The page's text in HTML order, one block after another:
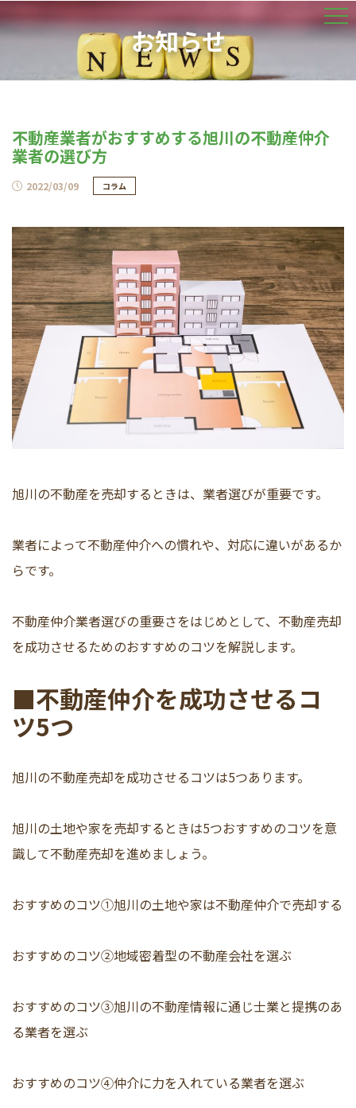
お知らせ
不動産業者がおすすめする旭川の不動産仲介
業者の選び方
2022/03/09 コラム
旭川の不動産を売却するときは、業者選びが重要です。
業者によって不動産仲介への慣れや、対応に違いがあるか
らです。
不動産仲介業者選びの重要さをはじめとして、不動産売却
を成功させるためのおすすめのコツを解説します。
■不動産仲介を成功させるコ
ツ5つ
旭川の不動産売却を成功させるコツは5つあります。
旭川の土地や家を売却するときは5つおすすめのコツを意
識して不動産売却を進めましょう。
おすすめのコツ①旭川の土地や家は不動産仲介で売却する
おすすめのコツ②地域密着型の不動産会社を選ぶ
おすすめのコツ③旭川の不動産情報に通じ士業と提携のあ
る業者を選ぶ
おすすめのコツ④仲介に力を入れている業者を選ぶ